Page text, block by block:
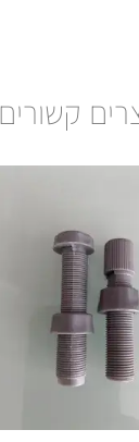
קשורים